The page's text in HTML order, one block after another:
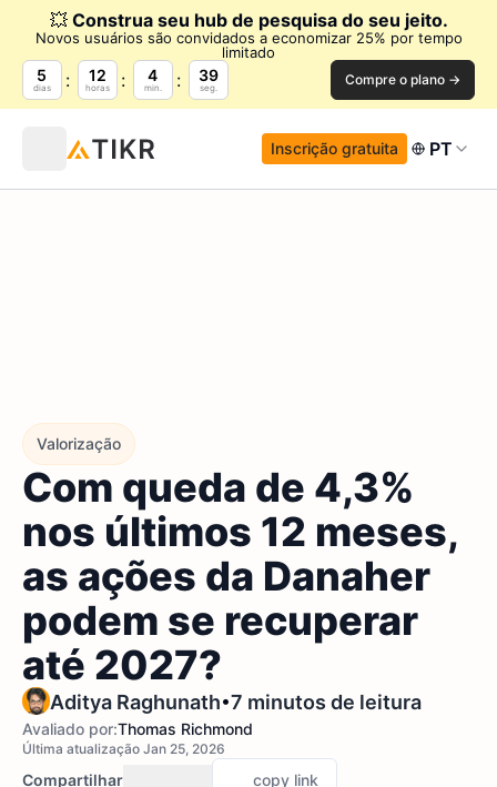
💥 Construa seu hub de pesquisa do seu jeito.
Novos usuários são convidados a economizar 25% por tempo
limitado
5
dias
12
horas
4
min.
37
seg. Compre o plano →
Inscrição gratuita PT
Valorização
Com queda de 4,3%
nos últimos 12 meses,
as ações da Danaher
podem se recuperar
até 2027?
Aditya Raghunath•7 minutos de leitura
Avaliado por:Thomas Richmond
Última atualização Jan 25, 2026
Compartilhar copy link